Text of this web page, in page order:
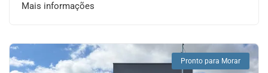
Mais informações
Pronto para Morar